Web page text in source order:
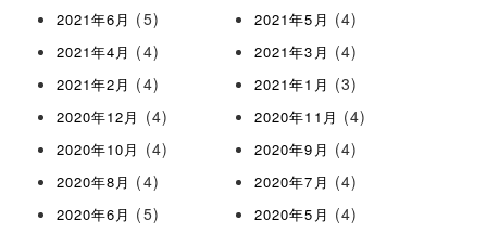
2021年6月 (5) 2021年5月 (4)
2021年4月 (4) 2021年3月 (4)
2021年2月 (4) 2021年1月 (3)
2020年12月 (4) 2020年11月 (4)
2020年10月 (4) 2020年9月 (4)
2020年8月 (4) 2020年7月 (4)
2020年6月 (5) 2020年5月 (4)